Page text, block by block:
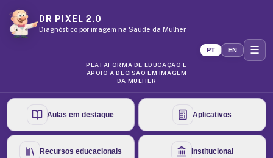
DR PIXEL 2.0
Diagnóstico por imagem na Saúde da Mulher
PLATAFORMA DE EDUCAÇÃO E
APOIO À DECISÃO EM IMAGEM
DA MULHER
PT EN ☰
Aulas em destaque Aplicativos
Recursos educacionais Institucional